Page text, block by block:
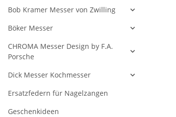
Bob Kramer Messer von Zwilling
Böker Messer
CHROMA Messer Design by F.A.
Porsche
Dick Messer Kochmesser
Ersatzfedern für Nagelzangen
Geschenkideen